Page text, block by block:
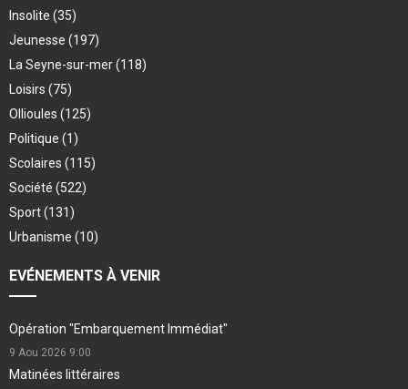
Insolite (35)
Jeunesse (197)
La Seyne-sur-mer(118)
Loisirs (75)
Ollioules (125)
Politique (1)
Scolaires (115)
Société (522)
Sport(131)
Urbanisme (10)
EVÉNEMENTS À VENIR
Opération "Embarquement Immédiat"
9 Aou 2026 9:00
Matinées littéraires